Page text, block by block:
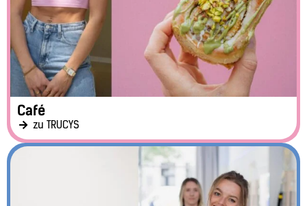
Café
zu TRUCYS